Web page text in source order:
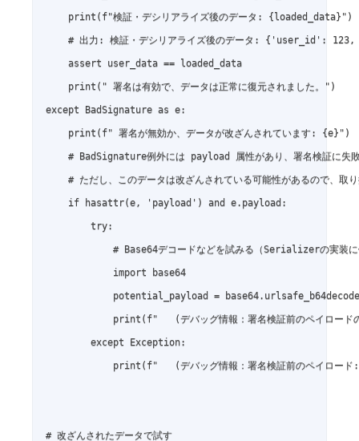
    print(f"検証・デシリアライズ後のデータ: {loaded_data}")
# 出力: 検証・デシリアライズ後のデータ: {'user_id':
    assert user_data == loaded_data
    print(" 署名は有効で、データは正常に復元されました。")
except BadSignature as e:
    print(f" 署名が無効か、データが改ざんされています: {e}")
# BadSignature例外には payload 属性があり、署名検証に失敗
# ただし、このデータは改ざんされている可能性があるので、取
    if hasattr(e, 'payload') and e.payload:
        try:
# Base64デコードなどを試みる（Serializerの実装に
            import base64
potential_payload =
print(f"   (デバッグ情報：署名検証前のペイロー
        except Exception:
print(f"   (デバッグ情報：署名検証前のペイロー
# 改ざんされたデータで試す